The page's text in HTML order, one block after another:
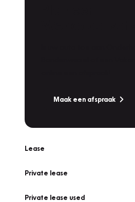
Maak een afspraak
Lease
Private lease
Private lease used